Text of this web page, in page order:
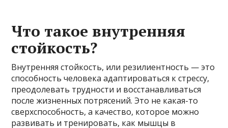
Что такое внутренняя
стойкость?
Внутренняя стойкость, или резилиентность — это
способность человека адаптироваться к стрессу,
преодолевать трудности и восстанавливаться
после жизненных потрясений. Это не какая-то
сверхспособность, а качество, которое можно
развивать и тренировать, как мышцы в